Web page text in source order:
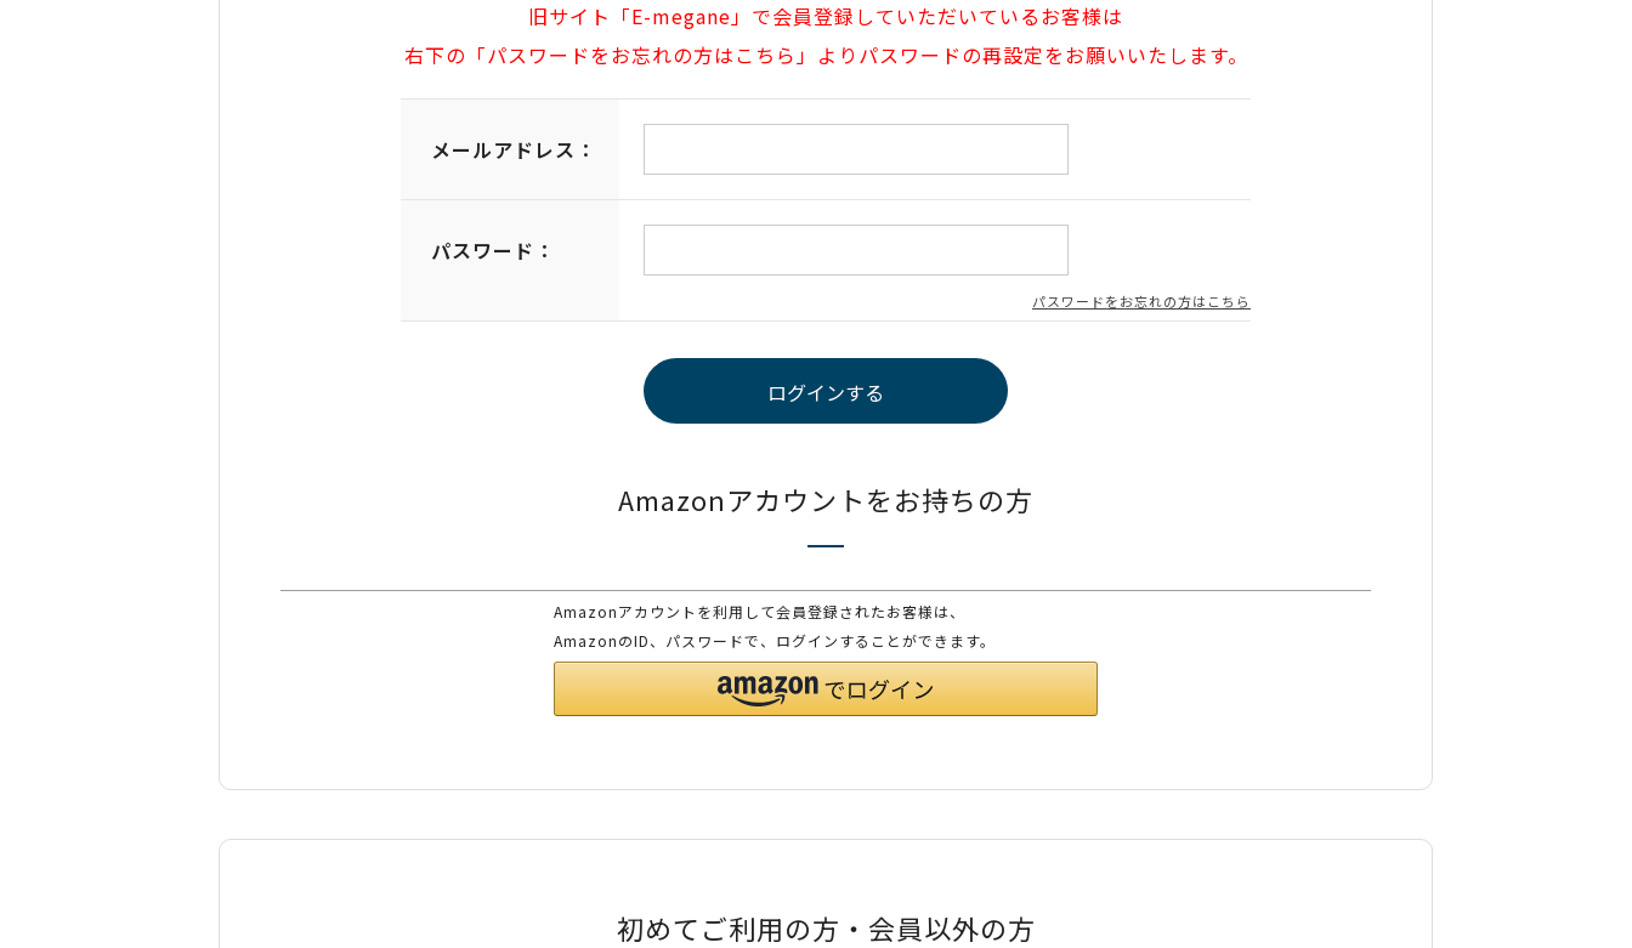
旧サイト「E-megane」で会員登録していただいているお客様は
右下の「パスワードをお忘れの方はこちら」よりパスワードの再設定をお願いいたします。
メールアドレス：
パスワード：
パスワードをお忘れの方はこちら
Amazonアカウントをお持ちの方
Amazonアカウントを利用して会員登録されたお客様は、
AmazonのID、パスワードで、ログインすることができます。
初めてご利用の方・会員以外の方